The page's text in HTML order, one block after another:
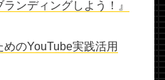
ンディングしよう！』
めのYouTube実践活用